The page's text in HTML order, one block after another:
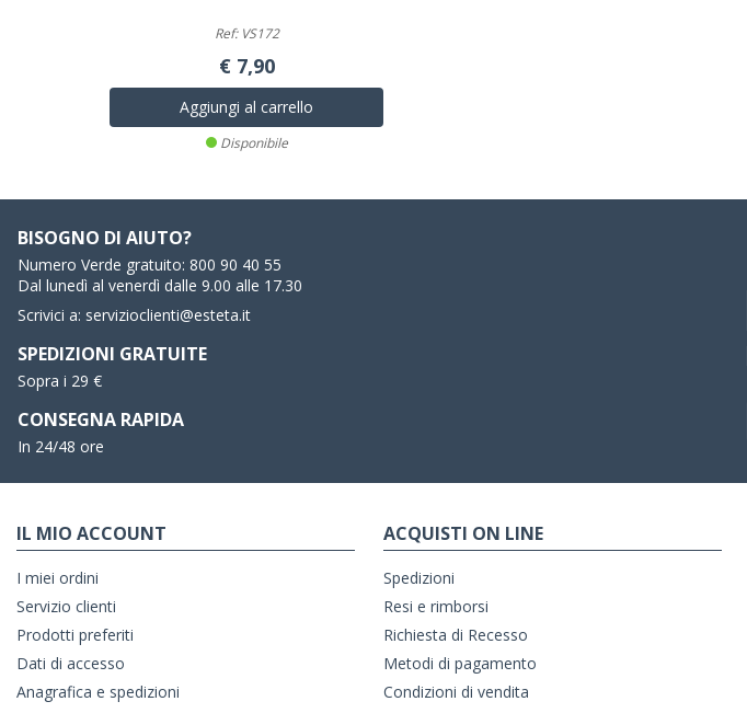
Ref: VS172
€ 7,90
Aggiungi al carrello
Disponibile
BISOGNO DI AIUTO?
Numero Verde gratuito: 800 90 40 55
Dal lunedì al venerdì dalle 9.00 alle 17.30
Scrivici a: servizioclienti@esteta.it
SPEDIZIONI GRATUITE
Sopra i 29 €
CONSEGNA RAPIDA
In 24/48 ore
IL MIO ACCOUNT
I miei ordini
Servizio clienti
Prodotti preferiti
Dati di accesso
Anagrafica e spedizioni
ACQUISTI ON LINE
Spedizioni
Resi e rimborsi
Richiesta di Recesso
Metodi di pagamento
Condizioni di vendita